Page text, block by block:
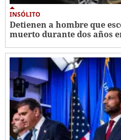
INSÓLITO
Detienen a hombre que
muerto durante dos años